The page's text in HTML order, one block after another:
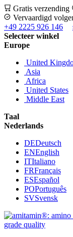
Gratis verzending
Vervaardigd
+49 2225 926 146
Selecteer winkel
Europe
United
Asia
Africa
United States
Middle East
Taal
Nederlands
DEDeutsch
ENEnglish
ITItaliano
FRFrançais
ESEspañol
POPortuguês
SVSvensk